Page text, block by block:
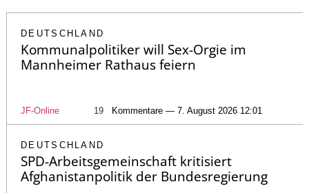
DEUTSCHLAND
Kommunalpolitiker will Sex-Orgie im
Mannheimer Rathaus feiern
JF-Online 19 Kommentare — 7. August 2026 12:01
DEUTSCHLAND
SPD-Arbeitsgemeinschaft kritisiert
Afghanistanpolitik der Bundesregierung